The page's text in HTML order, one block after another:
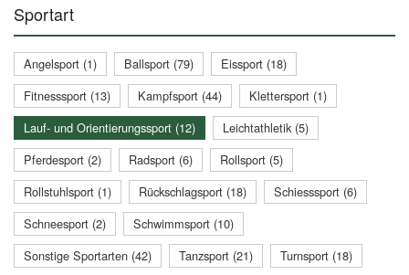
Sportart
Angelsport (1) Ballsport (79)
Eissport (18)
Fitnesssport (13)
Kampfsport (44)
Klettersport (1)
Lauf- und Orientierungssport (12)
Leichtathletik (5)
Pferdesport (2)
Radsport (6)
Rollsport (5)
Rollstuhlsport (1)
Rückschlagsport (18)
Schiesssport (6)
Schneesport (2)
Schwimmsport (10)
Sonstige Sportarten (42)
Tanzsport (21)
Turnsport (18)